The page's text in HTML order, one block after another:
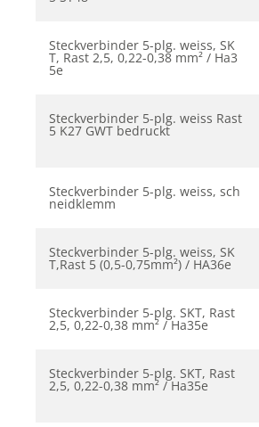
Steckverbinder 5-plg. weiss, SK
T, Rast 2,5, 0,22-0,38 mm² / Ha3
5e
Steckverbinder 5-plg. weiss Rast
5 K27 GWT bedruckt
Steckverbinder 5-plg. weiss, sch
neidklemm
Steckverbinder 5-plg. weiss, SK
T,Rast 5 (0,5-0,75mm²) / HA36e
Steckverbinder 5-plg. SKT, Rast
2,5, 0,22-0,38 mm² / Ha35e
Steckverbinder 5-plg. SKT, Rast
2,5, 0,22-0,38 mm² / Ha35e